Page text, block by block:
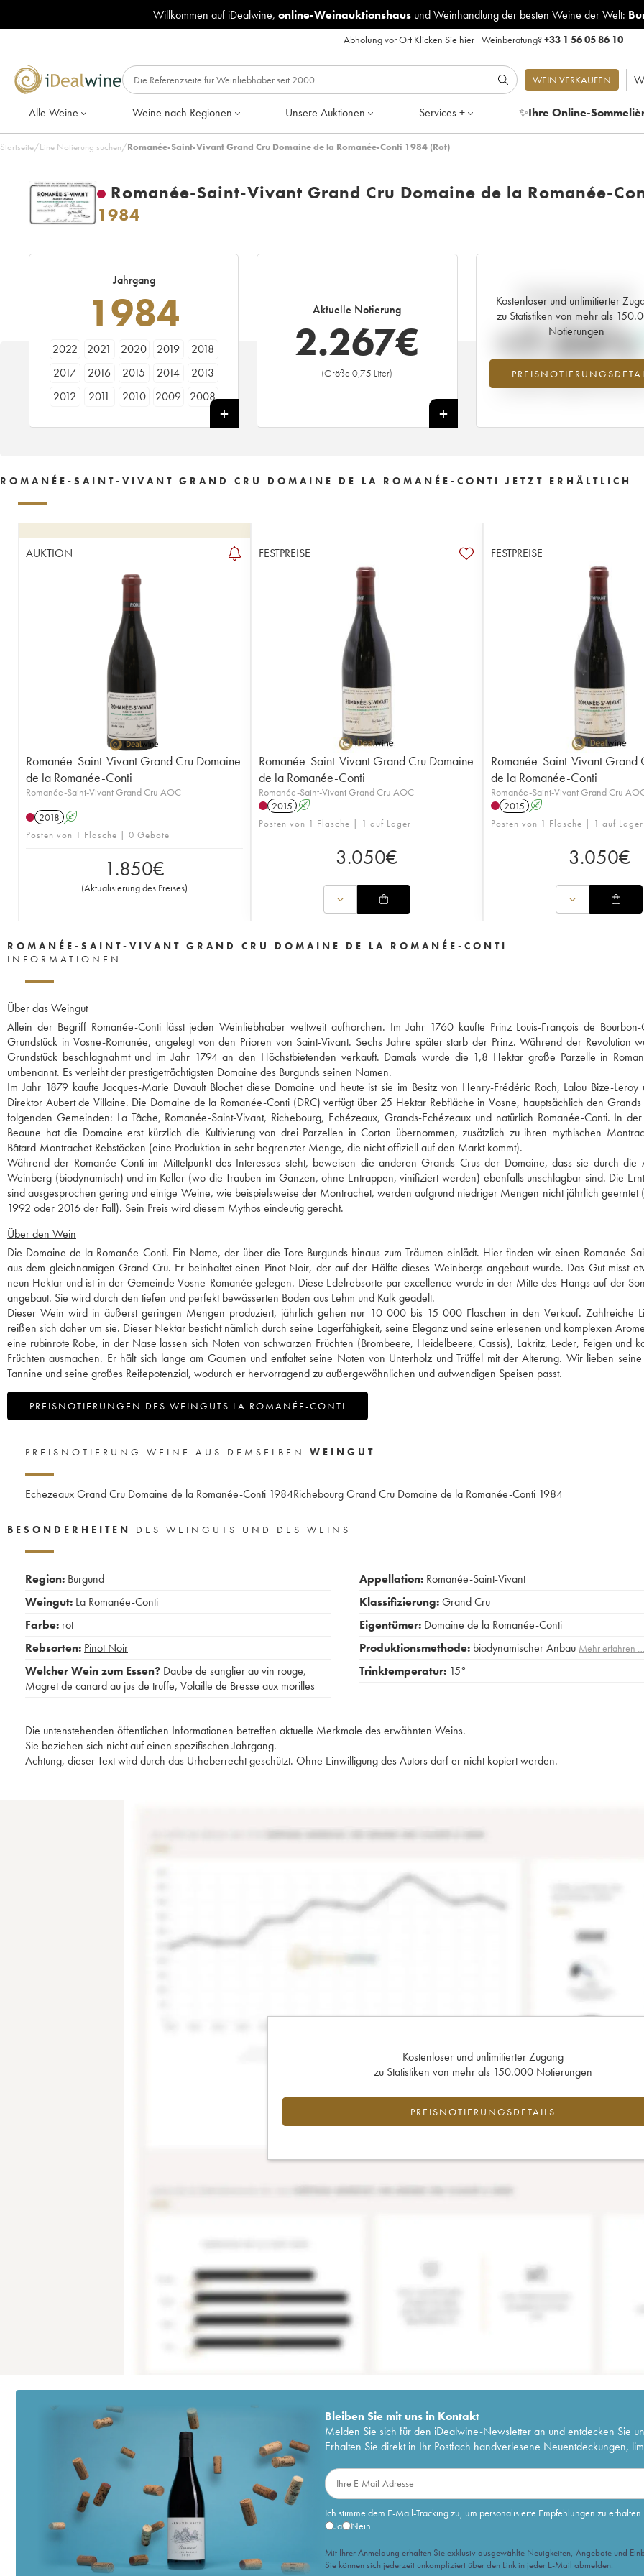
Willkommen auf iDealwine, online-Weinauktionshausund Weinhandlung der besten Weine der Welt:
Abholung vor Ort Klicken Sie hier|Weinberatung?+33 1 56 05 86 10
WEIN VERKAUFEN
Alle Weine Weine nach Regionen Unsere Auktionen Services + ✨Ihre Online-
Startseite/Eine Notierung suchen/Romanée-Saint-Vivant Grand Cru Domaine de la Romanée-Conti 1984 (Rot)
Romanée-Saint-Vivant Grand Cru Domaine de la Romanée-
1984
Jahrgang
1984
2022 2021 2020 2019
2018
2017
2016 2015 2014
2013
2012
2011 2010 2009
2008
1982
1981 1980 1979
1978
1970
1964
Aktuelle Notierung
2.267€
(Größe 0,75 Liter)
+
Kostenloser und unlimitierter
zu Statistiken von mehr als
Notierungen
Aktuelle Entwicklung der
Preisnotierung
+7.04%
Preisanstiegs des Jahrgangs 1984
Jahr 2026 im Vergleich zum Jahr
ROMANÉE-SAINT-VIVANT GRAND CRU DOMAINE DE LA ROMANÉE-CONTI JETZT ERHÄLTLICH
AUKTION
Romanée-Saint-Vivant Grand Cru Domaine
de la Romanée-Conti
Romanée-Saint-Vivant Grand Cru AOC
2018 A
Posten von 1 Flasche | 0 Gebote
1.850€
(Aktualisierung des Preises)
FESTPREISE
Romanée-Saint-Vivant Grand Cru Domaine
de la Romanée-Conti
Romanée-Saint-Vivant Grand Cru AOC
2015 A
Posten von 1 Flasche | 1 auf Lager
3.050€
FESTPREISE
Romanée-Saint-Vivant Grand
de la Romanée-Conti
Romanée-Saint-Vivant Grand Cru
2015 A
Posten von 1 Flasche | 1 auf Lager
3.050€
ROMANÉE-SAINT-VIVANT GRAND CRU DOMAINE DE LA ROMANÉE-CONTI
INFORMATIONEN
Über das Weingut
Allein der Begriff Romanée-Conti lässt jeden Weinliebhaber weltweit aufhorchen. Im Jahr 1760 kaufte Prinz Louis-François de
Grundstück in Vosne-Romanée, angelegt von den Prioren von Saint-Vivant. Sechs Jahre später starb der Prinz. Während der Revolution
Grundstück beschlagnahmt und im Jahr 1794 an den Höchstbietenden verkauft. Damals wurde die 1,8 Hektar große Parzelle in
umbenannt. Es verleiht der prestigeträchtigsten Domaine des Burgunds seinen Namen.
Im Jahr 1879 kaufte Jacques-Marie Duvault Blochet diese Domaine und heute ist sie im Besitz von Henry-Frédéric Roch, Lalou Bize-Leroy
Direktor Aubert de Villaine. Die Domaine de la Romanée-Conti (DRC) verfügt über 25 Hektar Rebfläche in Vosne, hauptsächlich den
folgenden Gemeinden: La Tâche, Romanée-Saint-Vivant, Richebourg, Echézeaux, Grands-Echézeaux und natürlich Romanée-Conti. In
Beaune hat die Domaine erst kürzlich die Kultivierung von drei Parzellen in Corton übernommen, zusätzlich zu ihren mythischen
Bâtard-Montrachet-Rebstöcken (eine Produktion in sehr begrenzter Menge, die nicht offiziell auf den Markt kommt).
Während der Romanée-Conti im Mittelpunkt des Interesses steht, beweisen die anderen Grands Crus der Domaine, dass sie durch die
Weinberg (biodynamisch) und im Keller (wo die Trauben im Ganzen, ohne Entrappen, vinifiziert werden) ebenfalls unschlagbar sind. Die
sind ausgesprochen gering und einige Weine, wie beispielsweise der Montrachet, werden aufgrund niedriger Mengen nicht jährlich geerntet
1992 oder 2016 der Fall). Sein Preis wird diesem Mythos eindeutig gerecht.
Über den Wein
Die Domaine de la Romanée-Conti. Ein Name, der über die Tore Burgunds hinaus zum Träumen einlädt. Hier finden wir einen Romanée-
aus dem gleichnamigen Grand Cru. Er beinhaltet einen Pinot Noir, der auf der Hälfte dieses Weinbergs angebaut wurde. Das Gut misst
neun Hektar und ist in der Gemeinde Vosne-Romanée gelegen. Diese Edelrebsorte par excellence wurde in der Mitte des Hangs auf der
angebaut. Sie wird durch den tiefen und perfekt bewässerten Boden aus Lehm und Kalk geadelt.
Dieser Wein wird in äußerst geringen Mengen produziert, jährlich gehen nur 10 000 bis 15 000 Flaschen in den Verkauf. Zahlreiche
reißen sich daher um sie. Dieser Nektar besticht nämlich durch seine Lagerfähigkeit, seine Eleganz und seine erlesenen und komplexen
eine rubinrote Robe, in der Nase lassen sich Noten von schwarzen Früchten (Brombeere, Heidelbeere, Cassis), Lakritz, Leder, Feigen und
Früchten ausmachen. Er hält sich lange am Gaumen und entfaltet seine Noten von Unterholz und Trüffel mit der Alterung. Wir lieben
Tannine und seine großes Reifepotenzial, wodurch er hervorragend zu außergewöhnlichen und aufwendigen Speisen passt.
PREISNOTIERUNGEN DES WEINGUTS LA ROMANÉE-CONTI
PREISNOTIERUNG WEINE AUS DEMSELBEN WEINGUT
Echezeaux Grand Cru Domaine de la Romanée-Conti 1984Richebourg Grand Cru Domaine de la Romanée-Conti 1984
BESONDERHEITEN DES WEINGUTS UND DES WEINS
Region: Burgund
Weingut: La Romanée-Conti
Farbe: rot
Rebsorten: Pinot Noir
Welcher Wein zum Essen? Daube de sanglier au vin rouge,
Magret de canard au jus de truffe, Volaille de Bresse aux morilles
Appellation: Romanée-Saint-Vivant
Klassifizierung:Grand Cru
Eigentümer: Domaine de la Romanée-Conti
Produktionsmethode: biodynamischer Anbau Mehr erfahren
Trinktemperatur: 15°
Die untenstehenden öffentlichen Informationen betreffen aktuelle Merkmale des erwähnten Weins.
Sie beziehen sich nicht auf einen spezifischen Jahrgang.
Achtung, dieser Text wird durch das Urheberrecht geschützt. Ohne Einwilligung des Autors darf er nicht kopiert werden.
Kostenloser und unlimitierter Zugang
zu Statistiken von mehr als 150.000 Notierungen
PREISNOTIERUNGSDETAILS
Bleiben Sie mit uns in Kontakt
Melden Sie sich für den iDealwine-Newsletter an und entdecken Sie
Erhalten Sie direkt in Ihr Postfach handverlesene Neuentdeckungen,
Ich stimme dem E-Mail-Tracking zu, um personalisierte Empfehlungen zu erhalten
Ja
Nein
Mit Ihrer Anmeldung erhalten Sie exklusiv ausgewählte Neuigkeiten, Angebote und
Sie können sich jederzeit unkompliziert über den Link in jeder E-Mail abmelden.